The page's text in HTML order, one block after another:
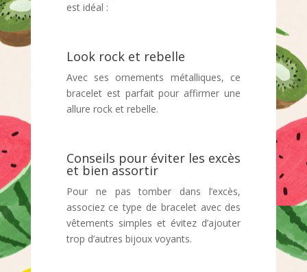
est idéal :
Look rock et rebelle
Avec ses ornements métalliques, ce
bracelet est parfait pour affirmer une
allure rock et rebelle.
Conseils pour éviter les excès
et bien assortir
Pour ne pas tomber dans l’excès,
associez ce type de bracelet avec des
vêtements simples et évitez d’ajouter
trop d’autres bijoux voyants.